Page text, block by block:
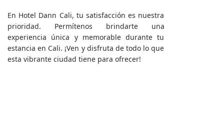
En Hotel Dann Cali, tu satisfacción es nuestra
prioridad. Permítenos brindarte una
experiencia única y memorable durante tu
estancia en Cali. ¡Ven y disfruta de todo lo que
esta vibrante ciudad tiene para ofrecer!